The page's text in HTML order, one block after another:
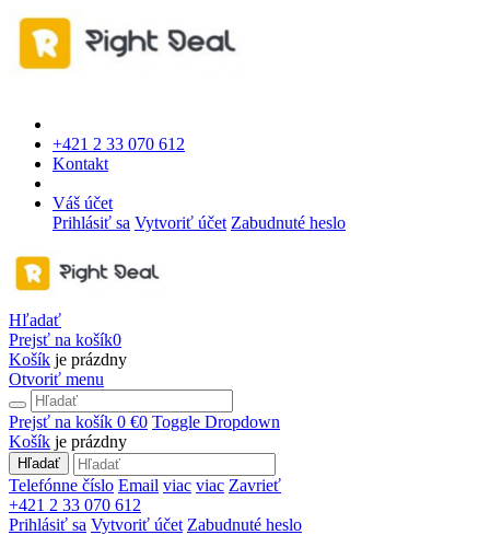
+421 2 33 070 612
Kontakt
Váš účet
Prihlásiť sa Vytvoriť účet Zabudnuté heslo
Hľadať
Prejsť na košík0
Košík je prázdny
Otvoriť menu
Prejsť na košík 0 €0 Toggle Dropdown
Košík je prázdny
Hľadať
Telefónne číslo Email viac viac Zavrieť
+421 2 33 070 612
Prihlásiť sa Vytvoriť účet Zabudnuté heslo